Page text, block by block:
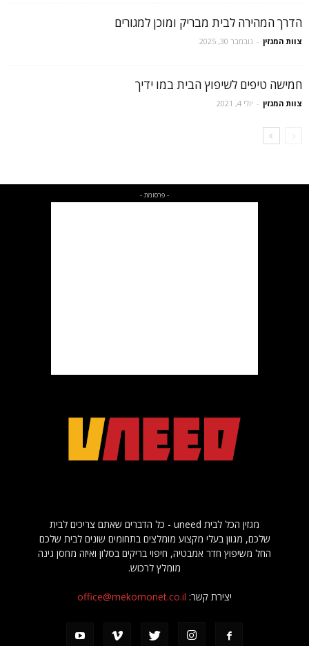
הדרך המהירה לבית מבריק ומוכן למגורים
צוות המגזין - נובמבר 30, 2025
חמישה טיפים לשיפוץ הבית במו ידיך
צוות המגזין - יולי 4, 2021
- פרסומת -
מגזין הכל לבית uneed - כל הדברים שאתם צריכים לבית
שלכם, מגוון בעלי מקצוע מומלצים בתחומים שונים לבית שלכם
החל משיפוץ חדר אמבטיה, חיפוי בריקים בסלון ואיזה מחסן גינה
מומלץ לרכוש.
יצירת קשר: office@mekomonet.co.il